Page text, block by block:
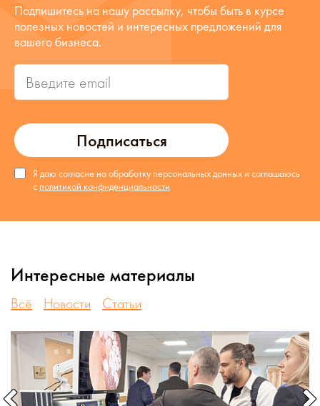
Подписаться
Я даю согласие на обработку персональных данных и соглашаюсь
с политикой конфиденциальности
Подпишитесь на нашу рассылку, чтобы быть в курсе
полезных новостей и интересных предложений для
вашего бизнеса.
Интересные материалы
Всё Новости Статьи